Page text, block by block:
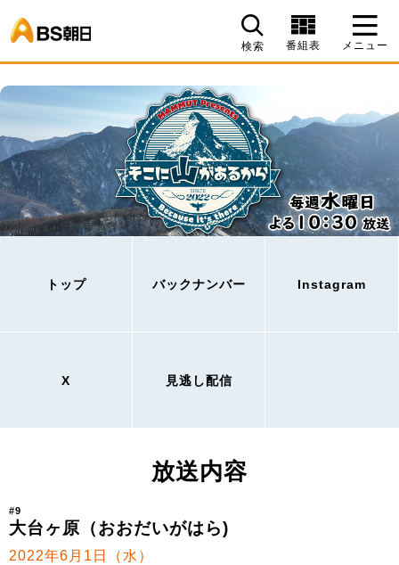
検索 番組表 メニュー
トップ バックナンバー Instagram
X 見逃し配信
放送内容
#9
大台ヶ原（おおだいがはら)
2022年6月1日（水）